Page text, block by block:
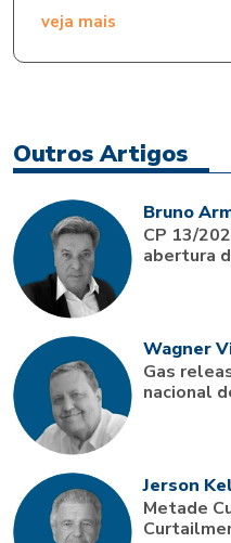
veja mais
Outros Artigos
Bruno
CP 13/
abertura
Wagner
Gas
nacional
Jerson
Metade